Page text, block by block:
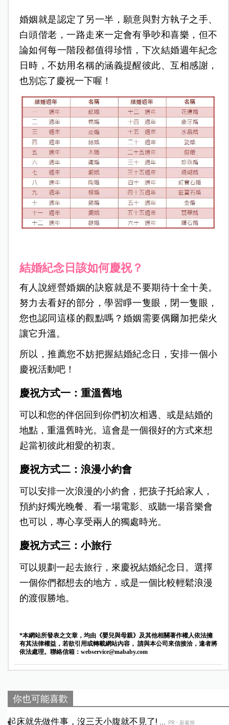
婚姻就是認定了另一半，願意與對方執子之手、
白頭偕老，一路走來一定會有爭吵和喜樂，但不
論如何每一階段都值得珍惜，下次結婚週年紀念
日時，不妨用名稱的涵義提醒彼此、互相感謝，
也別忘了慶祝一下喔！
結婚紀念日該如何慶祝？
有人說經營婚姻的訣竅就是不要期待十全十美。
努力去看好的部分，學習睜一隻眼，閉一隻眼，
您也認同這樣的觀點嗎？婚姻需要偶爾加把柴火
讓它升溫。
所以，推薦您不妨把握結婚紀念日，安排一個小
慶祝活動吧！
慶祝方式一：重溫舊地
可以和您的伴侶回到你們初次相遇、或是結婚的
地點，重溫舊時光。這會是一個很好的方式來想
起當初彼此相愛的初衷。
慶祝方式二：浪漫小約會
可以安排一次浪漫的小約會，把孩子托給家人，
預約好燭光晚餐、看一場電影、或聽一場音樂會
也可以，專心享受兩人的獨處時光。
慶祝方式三：小旅行
可以規劃一起去旅行，來慶祝結婚紀念日。選擇
一個你們都想去的地方，或是一個比較輕鬆浪漫
的渡假勝地。
*本網站所發表之文章，均由《嬰兒與母親》及其他相關著作權人依法擁
有其法律權益，若欲引用或轉載網站內容， 請與本公司來信接洽，違者將
依法處理。聯絡信箱： webservice@mababy.com
你也可能喜歡
起床就先做件事，沒三天小腹就不見了! ... PR・新素簡